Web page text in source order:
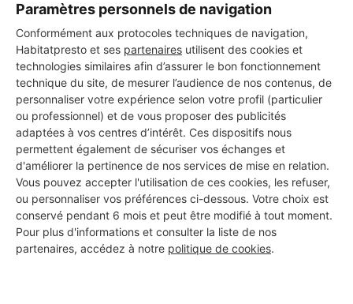
Paramètres personnels de navigation
Conformément aux protocoles techniques de navigation,
Habitatpresto et ses partenaires utilisent des cookies et
technologies similaires afin d’assurer le bon fonctionnement
technique du site, de mesurer l’audience de nos contenus, de
personnaliser votre expérience selon votre profil (particulier
ou professionnel) et de vous proposer des publicités
adaptées à vos centres d’intérêt. Ces dispositifs nous
permettent également de sécuriser vos échanges et
d'améliorer la pertinence de nos services de mise en relation.
Vous pouvez accepter l'utilisation de ces cookies, les refuser,
ou personnaliser vos préférences ci-dessous. Votre choix est
conservé pendant 6 mois et peut être modifié à tout moment.
Pour plus d'informations et consulter la liste de nos
partenaires, accédez à notre politique de cookies.
ARD HABITAT
Forcalqueiret
10 ans d'expérience
Voir sa fiche
demolition technologie
Forcalqueiret